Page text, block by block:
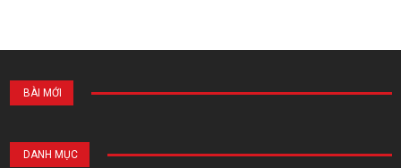
BÀI MỚI
DANH MỤC